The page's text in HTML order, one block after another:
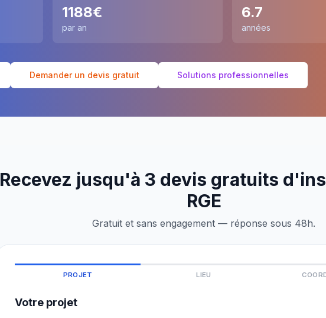
1188€
par an
6.7
années
Demander un devis gratuit Solutions professionnelles
Recevez jusqu'à 3 devis gratuits
RGE
Gratuit et sans engagement — réponse sous 48h.
PROJET LIEU
Votre projet